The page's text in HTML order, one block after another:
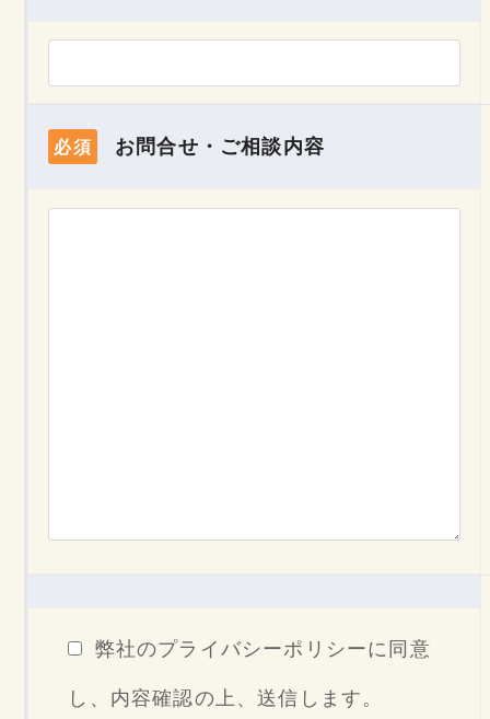
必須 お問合せ・ご相談内容
弊社のプライバシーポリシーに同意
し、内容確認の上、送信します。